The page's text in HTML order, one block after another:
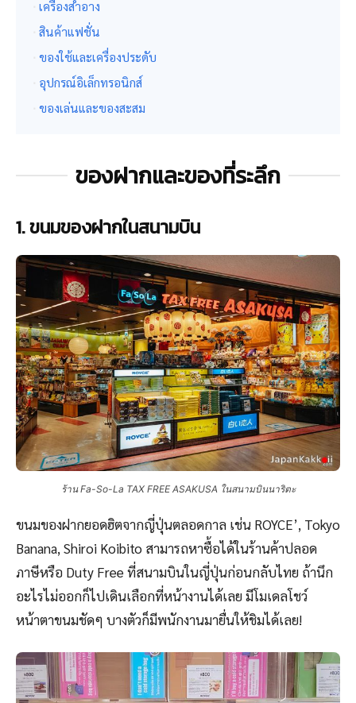
เครื่องสำอาง
สินค้าแฟชั่น
ของใช้และเครื่องประดับ
อุปกรณ์อิเล็กทรอนิกส์
ของเล่นและของสะสม
ของฝากและของที่ระลึก
1. ขนมของฝากในสนามบิน
ร้าน Fa-So-La TAX FREE ASAKUSA ในสนามบินนาริตะ
ขนมของฝากยอดฮิตจากญี่ปุ่นตลอดกาล เช่น ROYCE’, Tokyo
Banana, Shiroi Koibito สามารถหาซื้อได้ในร้านค้าปลอด
ภาษีหรือ Duty Free ที่สนามบินในญี่ปุ่นก่อนกลับไทย ถ้านึก
อะไรไม่ออกก็ไปเดินเลือกที่หน้างานได้เลย มีโมเดลโชว์
หน้าตาขนมชัดๆ บางตัวก็มีพนักงานมายื่นให้ชิมได้เลย!